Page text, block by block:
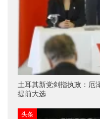
土耳其新党剑指执政：厄
提前大选
头条